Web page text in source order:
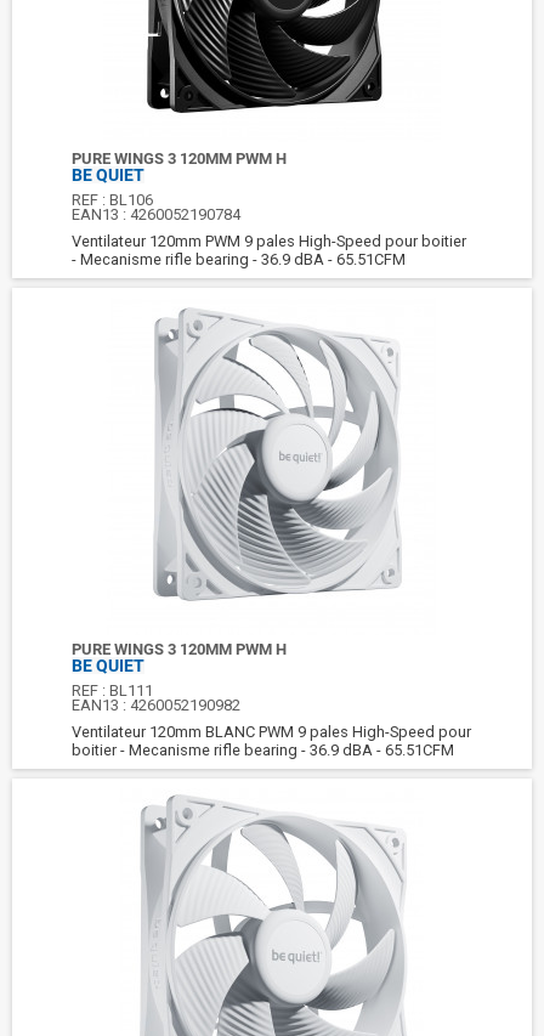
PURE WINGS 3 120MM PWM H
BE QUIET
REF :BL106
EAN13 : 4260052190784
Ventilateur 120mm PWM 9 pales High-Speed pour boitier
- Mecanisme rifle bearing - 36.9 dBA - 65.51CFM
PURE WINGS 3 120MM PWM H
BE QUIET
REF :BL111
EAN13 : 4260052190982
Ventilateur 120mm BLANC PWM 9 pales High-Speed pour
boitier - Mecanisme rifle bearing - 36.9 dBA - 65.51CFM